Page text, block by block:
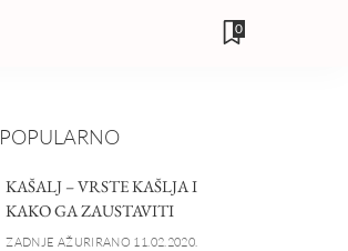
0
POPULARNO
KAŠALJ – VRSTE KAŠLJA I
KAKO GA ZAUSTAVITI
ZADNJE AŽURIRANO 11.02.2020.